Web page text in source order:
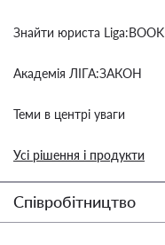
Знайти юриста Liga:BOOK
Академія ЛІГА:ЗАКОН
Теми в центрі уваги
Усі рішення і продукти
Співробітництво